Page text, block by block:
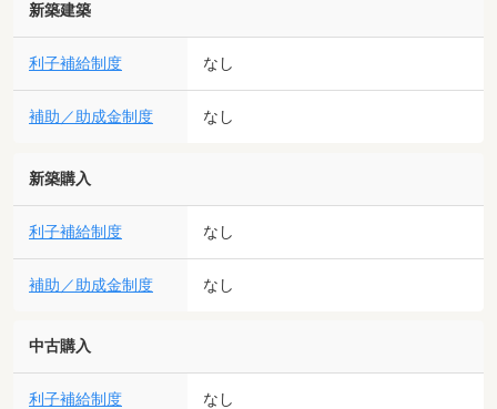
新築建築
利子補給制度 なし
補助／助成金制度 なし
新築購入
利子補給制度 なし
補助／助成金制度 なし
中古購入
利子補給制度 なし